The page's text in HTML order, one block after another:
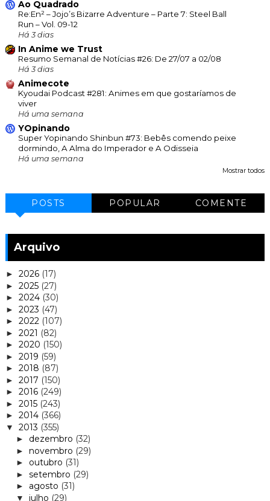
Ao Quadrado
Re:En² – Jojo’s Bizarre Adventure – Parte 7: Steel Ball
Run – Vol. 09-12
Há 3 dias
In Anime we Trust
Resumo Semanal de Notícias #26: De 27/07 a 02/08
Há 3 dias
Animecote
Kyoudai Podcast #281: Animes em que gostaríamos de
viver
Há uma semana
YOpinando
Super Yopinando Shinbun #73: Bebês comendo peixe
dormindo, A Alma do Imperador e A Odisseia
Há uma semana
Mostrar todos
POSTS POPULAR COMENTE
Arquivo
► 2026 (17)
► 2025 (27)
► 2024 (30)
► 2023 (47)
► 2022 (107)
► 2021 (82)
► 2020 (150)
► 2019 (59)
► 2018 (87)
► 2017 (150)
► 2016 (249)
► 2015 (243)
► 2014 (366)
▼ 2013 (355)
► dezembro (32)
► novembro (29)
► outubro (31)
► setembro (29)
► agosto (31)
▼ julho (29)